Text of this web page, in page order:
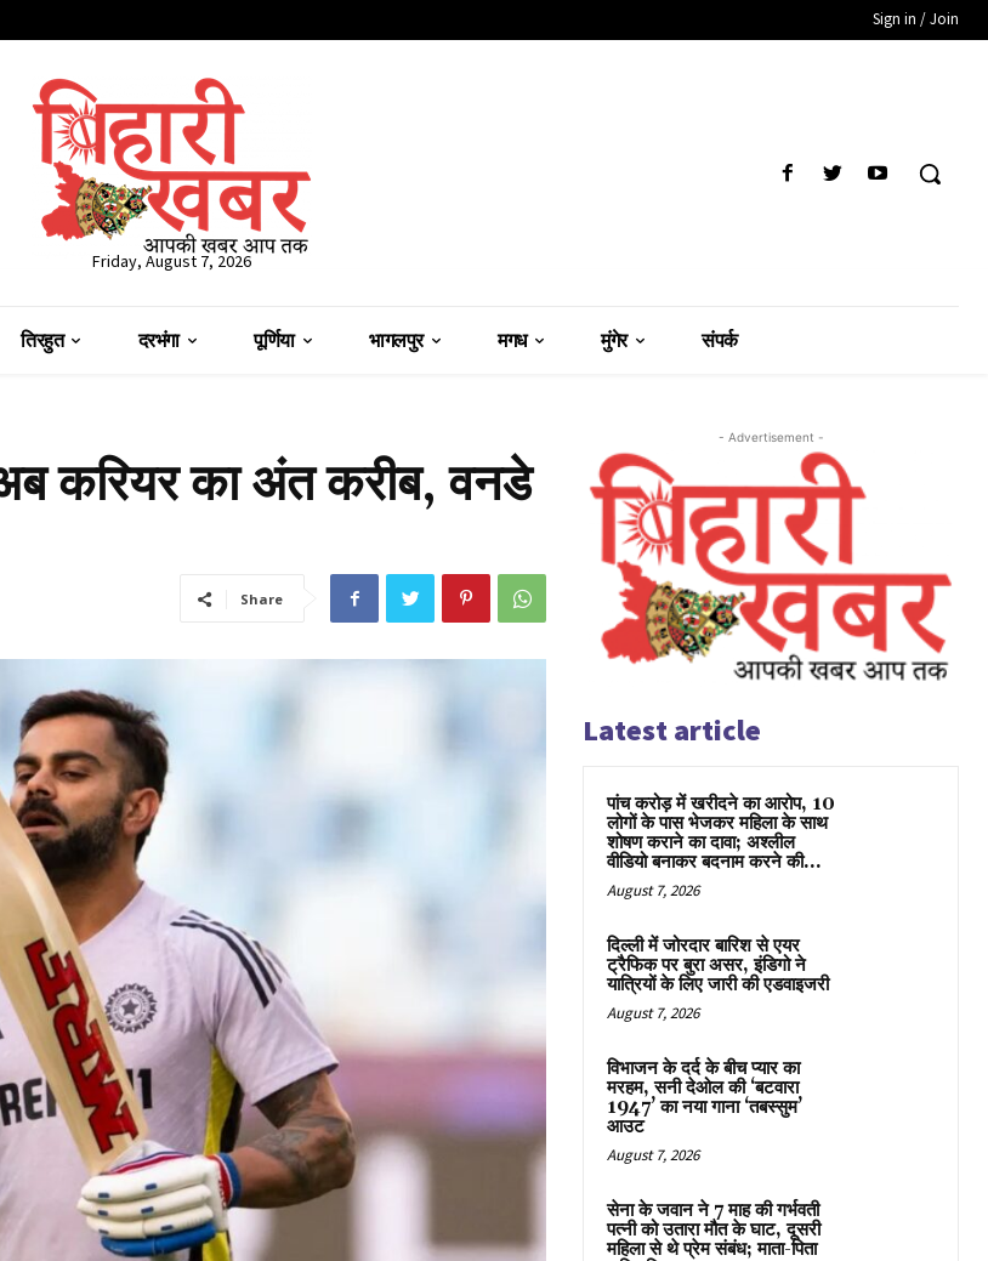
Sign in / Join
Friday, August 7, 2026
तिरहुत दरभंगा पूर्णिया भागलपुर मगध मुंगेर संपर्क
करियर का अंत करीब, वनडे
Share
- Advertisement -
Latest article
पांच करोड़ में खरीदने का आरोप, 10
लोगों के पास भेजकर महिला के साथ
शोषण कराने का दावा; अश्लील
वीडियो बनाकर बदनाम करने की...
August 7, 2026
दिल्ली में जोरदार बारिश से एयर
ट्रैफिक पर बुरा असर, इंडिगो ने
यात्रियों के लिए जारी की एडवाइजरी
August 7, 2026
विभाजन के दर्द के बीच प्यार का
मरहम, सनी देओल की ‘बटवारा
1947’ का नया गाना ‘तबस्सुम’
आउट
August 7, 2026
सेना के जवान ने 7 माह की गर्भवती
पत्नी को उतारा मौत के घाट, दूसरी
महिला से थे प्रेम संबंध; माता-पिता